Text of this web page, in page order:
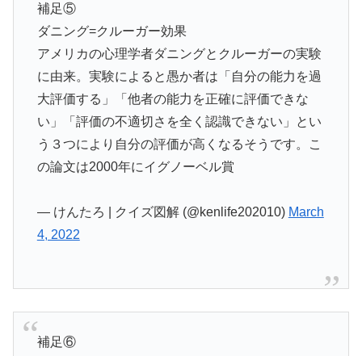
補足⑤
ダニング=クルーガー効果
アメリカの心理学者ダニングとクルーガーの実験
に由来。実験によると愚か者は「自分の能力を過
大評価する」「他者の能力を正確に評価できな
い」「評価の不適切さを全く認識できない」とい
う３つにより自分の評価が高くなるそうです。こ
の論文は2000年にイグノーベル賞
— けんたろ | クイズ図解 (@kenlife202010) March
4, 2022
補足⑥